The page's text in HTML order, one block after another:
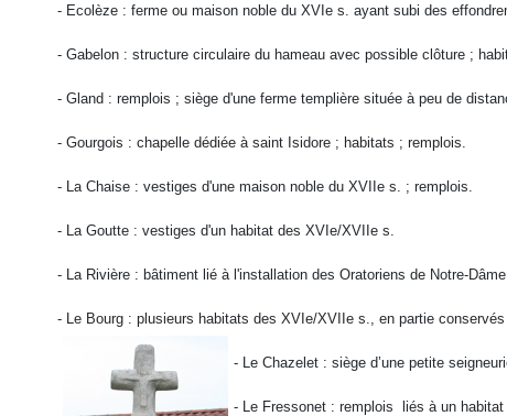
- Ecolèze : ferme ou maison noble du XVIe s. ayant subi des
- Gabelon : structure circulaire du hameau avec possible clôture ;
- Gland : remplois ; siège d'une ferme templière située à peu de
- Gourgois : chapelle dédiée à saint Isidore ; habitats ; remplois.
- La Chaise : vestiges d'une maison noble du XVIIe s. ; remplois.
- La Goutte : vestiges d'un habitat des XVIe/XVIIe s.
- La Rivière : bâtiment lié à l'installation des Oratoriens de Notre-Dâme
- Le Bourg : plusieurs habitats des XVIe/XVIIe s., en partie
- Le Chazelet : siège d’une petite
- Le Fressonet : remplois liés à un habitat